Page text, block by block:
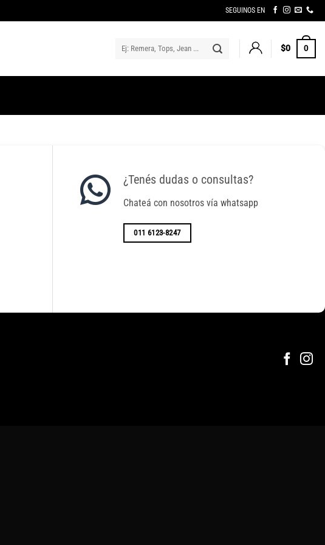
SEGUINOS EN
Buscar
por:
$0 0
¿Tenés dudas o consultas?
Chateá con nosotros vía whatsapp
011 6123-8247